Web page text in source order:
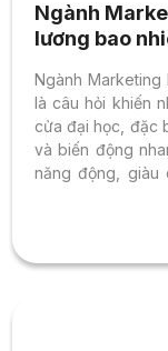
Ngành
lương bao
Ngành
là câu hỏi khiến
cửa đại học, đặc
và biến động
năng động, giàu
cho tương lai.
Sen sẽ giúp bạn
định hướng nghề